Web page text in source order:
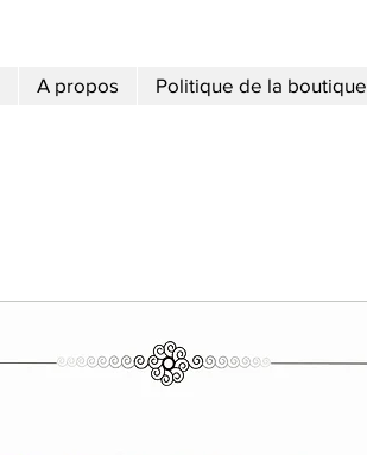
A propos Politique de la boutique